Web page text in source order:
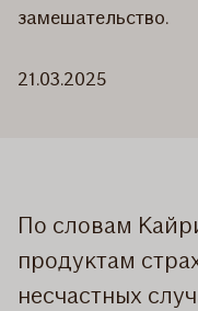
замешательство.
21.03.2025
По словам
продуктам
несчастных